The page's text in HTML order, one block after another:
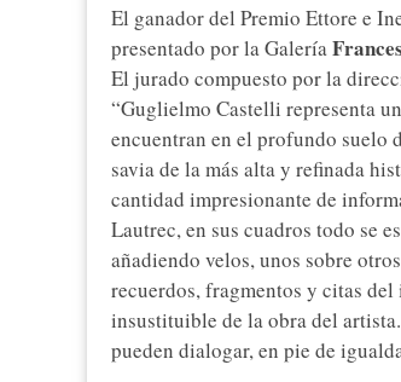
El ganador del Premio Ettore e
presentado por la Galería
El jurado compuesto por la
“Guglielmo Castelli representa
encuentran en el profundo suelo
savia de la más alta y refinada
cantidad impresionante de
Lautrec, en sus cuadros todo se
añadiendo velos, unos sobre
recuerdos, fragmentos y citas
insustituible de la obra del
pueden dialogar, en pie de